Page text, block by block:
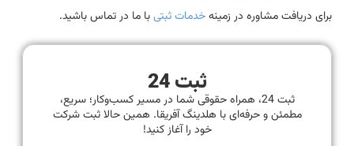
برای دریافت مشاوره در زمینهخدمات ثبتیبا ما در تماس باشید.
ثبت 24
ثبت 24، همراه حقوقی شما در مسیر کسب‌وکار؛ سریع،
مطمئن و حرفه‌ای با هلدینگ آفریقا. همین حالا ثبت شرکت
خود را آغاز کنید!